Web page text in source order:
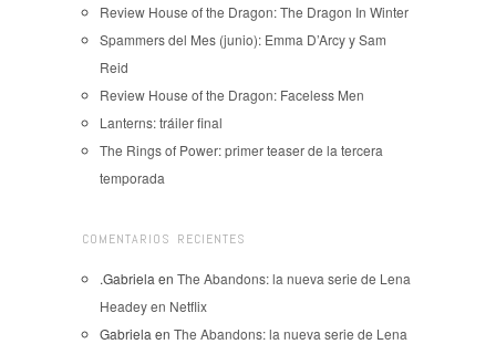
Review House of the Dragon: The Dragon In Winter
Spammers del Mes (junio): Emma D’Arcy y Sam
Reid
Review House of the Dragon: Faceless Men
Lanterns: tráiler final
The Rings of Power: primer teaser de la tercera
temporada
COMENTARIOS RECIENTES
.Gabriela en The Abandons: la nueva serie de Lena
Headey en Netflix
Gabriela en The Abandons: la nueva serie de Lena